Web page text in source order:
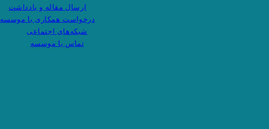
ارسال مقاله و یادداشت
درخواست همکاری با موسسه
شبکه‌های اجتماعی
تماس با موسسه